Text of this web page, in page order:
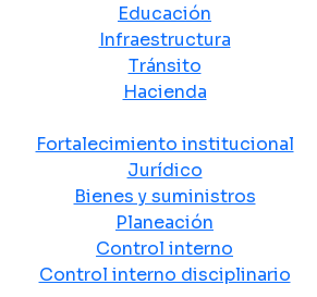
Educación
Infraestructura
Tránsito
Hacienda
Fortalecimiento institucional
Jurídico
Bienes y suministros
Planeación
Control interno
Control interno disciplinario